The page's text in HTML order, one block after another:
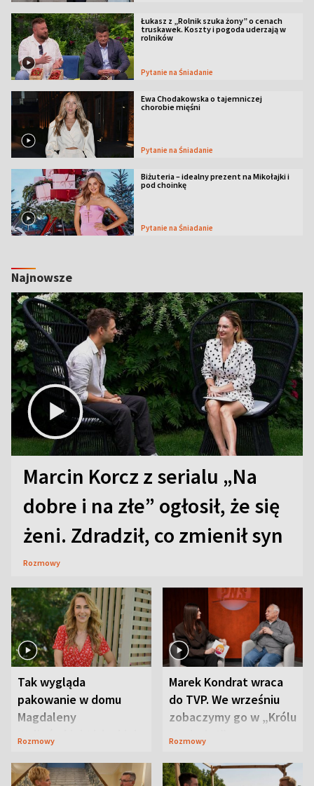
Łukasz z „Rolnik szuka żony” o cenach
truskawek. Koszty i pogoda uderzają w
rolników
Pytanie na Śniadanie
Ewa Chodakowska o tajemniczej
chorobie mięśni
Pytanie na Śniadanie
Biżuteria – idealny prezent na Mikołajki i
pod choinkę
Pytanie na Śniadanie
Najnowsze
Marcin Korcz z serialu „Na
dobre i na złe” ogłosił, że się
żeni. Zdradził, co zmienił syn
Rozmowy
Tak wygląda
pakowanie w domu
Magdaleny
Waligórskiej-Lisieckiej.
Rozmowy
Marek Kondrat wraca
do TVP. We wrześniu
zobaczymy go w „Królu
Maciusiu I”
Rozmowy